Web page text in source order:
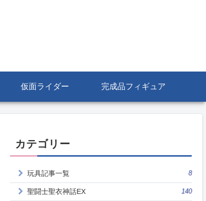
仮面ライダー 完成品フィギュア
カテゴリー
玩具記事一覧 8
聖闘士聖衣神話EX 140